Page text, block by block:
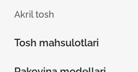
Akril tosh
Tosh mahsulotlari